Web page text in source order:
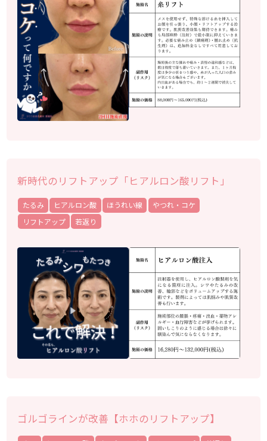
新時代のリフトアップ「ヒアルロン酸リフト」
たるみ ヒアルロン酸 ほうれい線
やつれ・コケ
リフトアップ
若返り
ゴルゴラインが改善【ホホのリフトアップ】